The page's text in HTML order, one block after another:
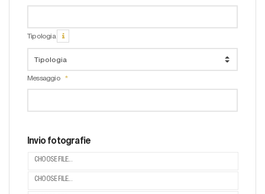
Tipologia
Messaggio
Invio fotografie
CHOOSE FILE...
CHOOSE FILE...